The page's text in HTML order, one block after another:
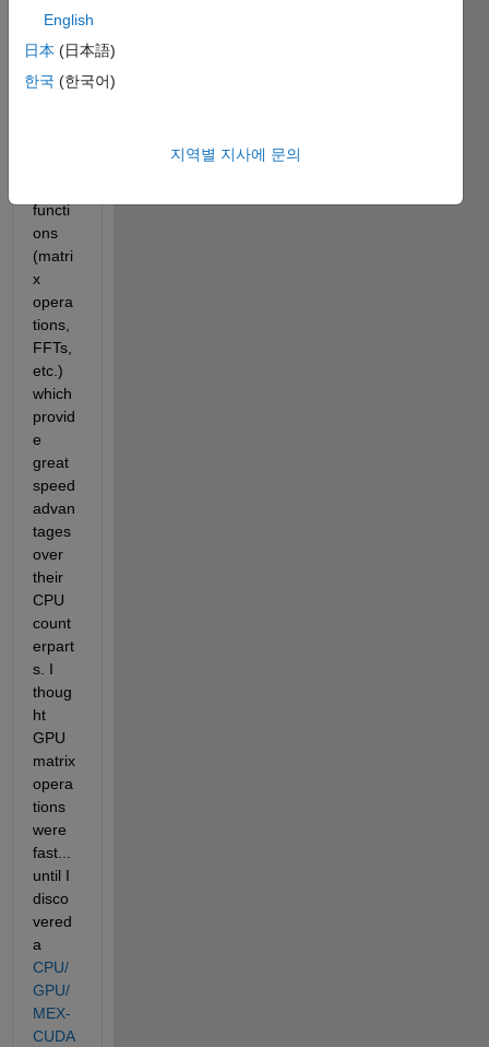
tage
of a
lot of
Matla
functi
ons
(matri
x
opera
tions,
FFTs,
etc.)
which
provid
e
great
speed
advan
tages
over
their
CPU
count
erpart
s. I
thoug
ht
GPU
matrix
opera
tions
were
fast...
until I
disco
vered
a
CPU/
GPU/
MEX-
CUDA
English
日本 (日本語)
한국 (한국어)
지역별 지사에 문의